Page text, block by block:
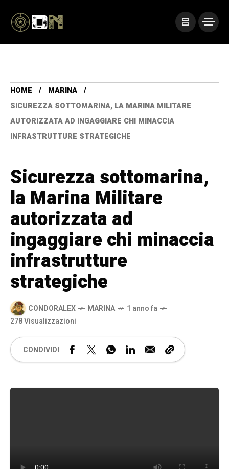
HOME
MARINA
SICUREZZA SOTTOMARINA, LA MARINA MILITARE
AUTORIZZATA AD INGAGGIARE CHI MINACCIA
INFRASTRUTTURE STRATEGICHE
Sicurezza sottomarina,
la Marina Militare
autorizzata ad
ingaggiare chi minaccia
infrastrutture
strategiche
CONDORALEX MARINA
1 anno fa
278 Visualizzazioni
CONDIVIDI